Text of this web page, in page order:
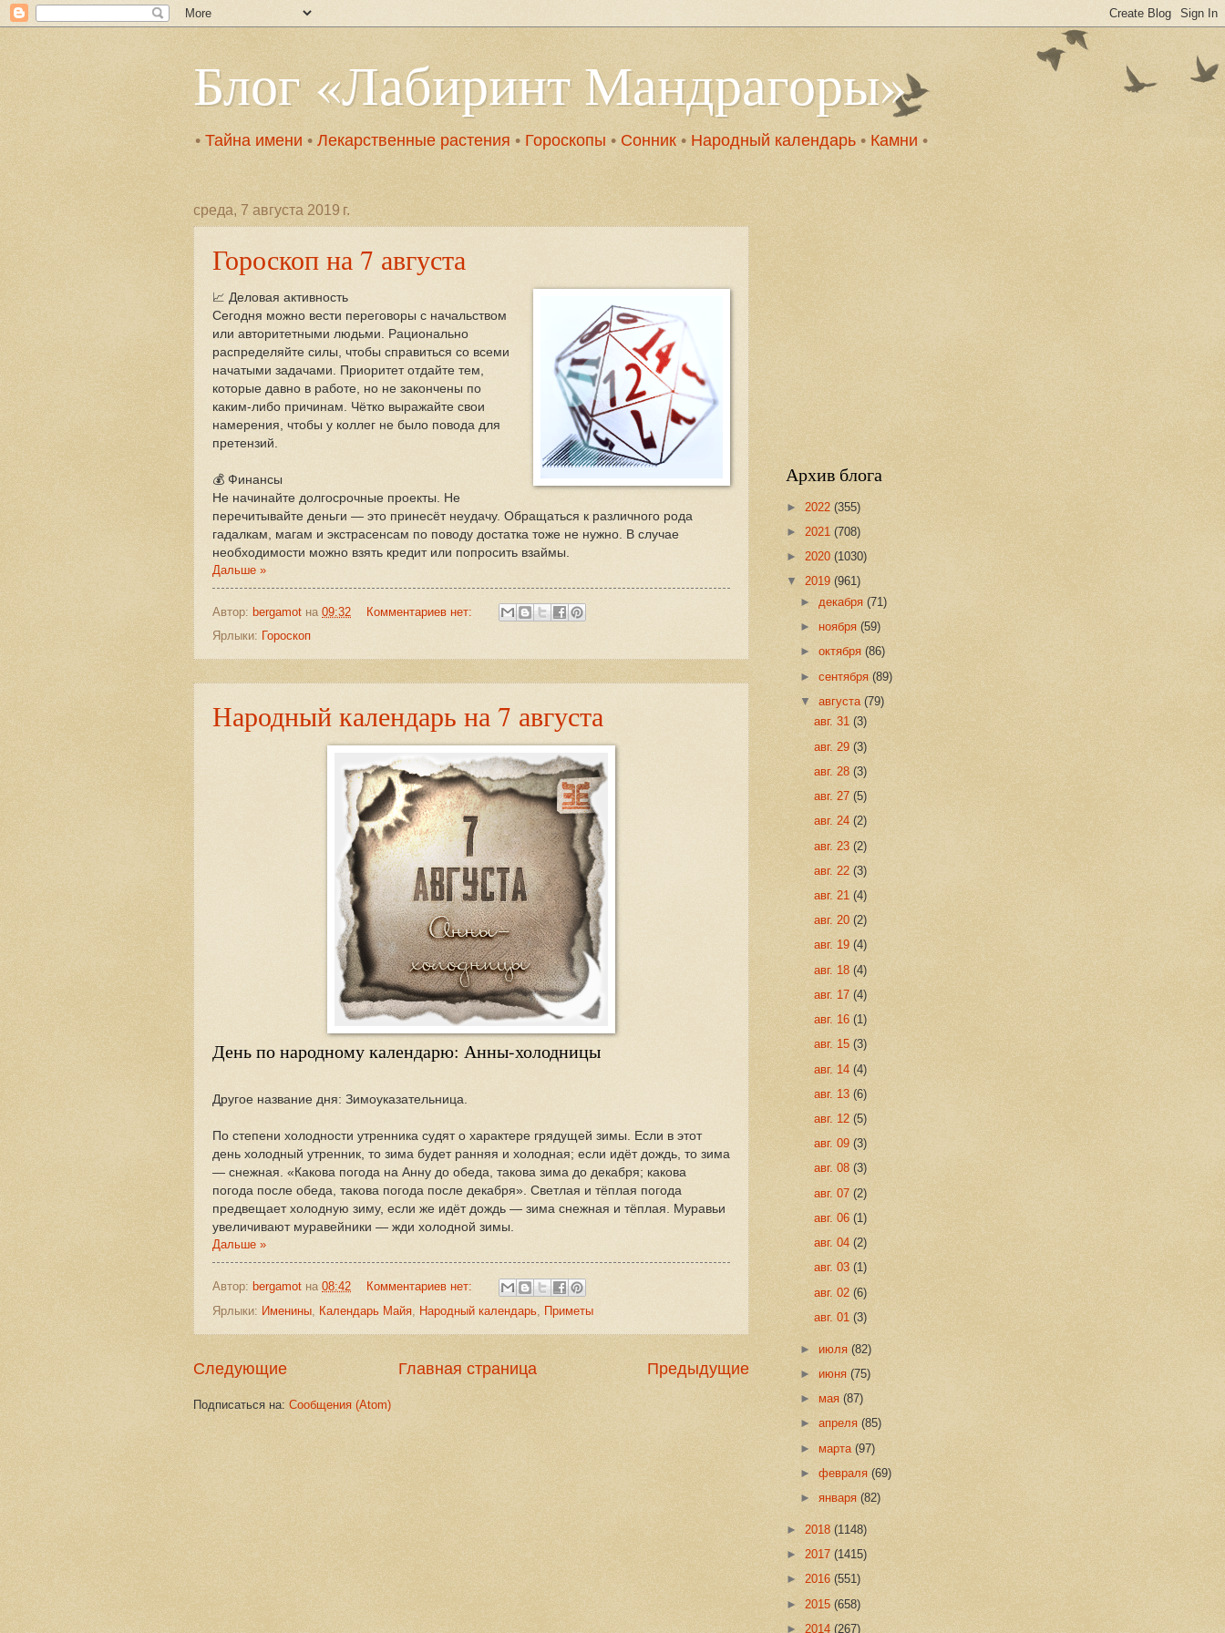
Блог «Лабиринт Мандрагоры»
• Тайна имени • Лекарственные растения • Гороскопы • Сонник • Народный календарь • Камни •
среда, 7 августа 2019 г.
Гороскоп на 7 августа
📈 Деловая активность
Сегодня можно вести переговоры с начальством
или авторитетными людьми. Рационально
распределяйте силы, чтобы справиться со всеми
начатыми задачами. Приоритет отдайте тем,
которые давно в работе, но не закончены по
каким-либо причинам. Чётко выражайте свои
намерения, чтобы у коллег не было повода для
претензий.
💰 Финансы
Не начинайте долгосрочные проекты. Не
перечитывайте деньги — это принесёт неудачу. Обращаться к различного рода
гадалкам, магам и экстрасенсам по поводу достатка тоже не нужно. В случае
необходимости можно взять кредит или попросить взаймы.
Дальше »
Автор: bergamot на 09:32
Комментариев нет:
Ярлыки: Гороскоп
Народный календарь на 7 августа
День по народному календарю: Анны-холодницы
Другое название дня: Зимоуказательница.
По степени холодности утренника судят о характере грядущей зимы. Если в этот
день холодный утренник, то зима будет ранняя и холодная; если идёт дождь, то зима
— снежная. «Какова погода на Анну до обеда, такова зима до декабря; какова
погода после обеда, такова погода после декабря». Светлая и тёплая погода
предвещает холодную зиму, если же идёт дождь — зима снежная и тёплая. Муравьи
увеличивают муравейники — жди холодной зимы.
Дальше »
Автор: bergamot на 08:42
Комментариев нет:
Ярлыки: Именины Календарь Майя Народный календарь Приметы
Следующие Предыдущие
Главная страница
Подписаться на: Сообщения (Atom)
Архив блога
► 2022 (355)
► 2021 (708)
► 2020 (1030)
▼ 2019 (961)
► декабря(71)
►ноября(59)
►октября(86)
►сентября(89)
▼августа(79)
авг. 31 (3)
авг. 29 (3)
авг. 28 (3)
авг. 27 (5)
авг. 24 (2)
авг. 23 (2)
авг. 22 (3)
авг. 21 (4)
авг. 20 (2)
авг. 19 (4)
авг. 18 (4)
авг. 17 (4)
авг. 16 (1)
авг. 15 (3)
авг. 14 (4)
авг. 13 (6)
авг. 12 (5)
авг. 09 (3)
авг. 08 (3)
авг. 07 (2)
авг. 06 (1)
авг. 04 (2)
авг. 03 (1)
авг. 02 (6)
авг. 01 (3)
►июля(82)
►июня(75)
►мая(87)
►апреля(85)
►марта(97)
►февраля(69)
►января(82)
► 2018 (1148)
► 2017 (1415)
► 2016 (551)
► 2015 (658)
► 2014 (267)